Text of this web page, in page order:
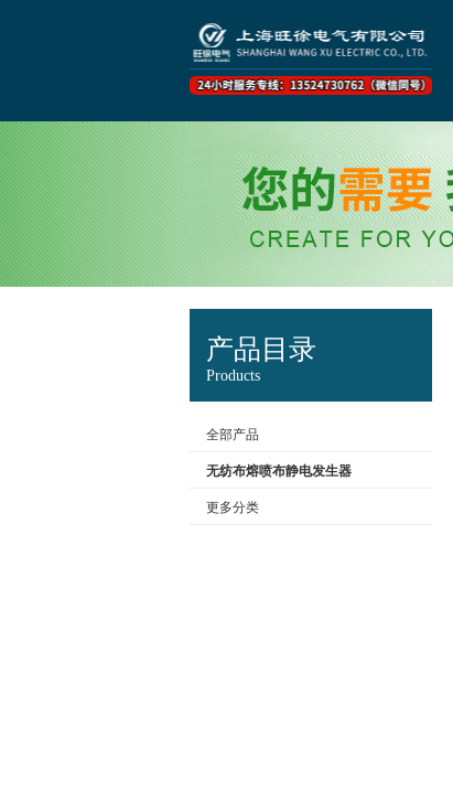
产品目录
Products
全部产品
无纺布熔喷布静电发生器
更多分类